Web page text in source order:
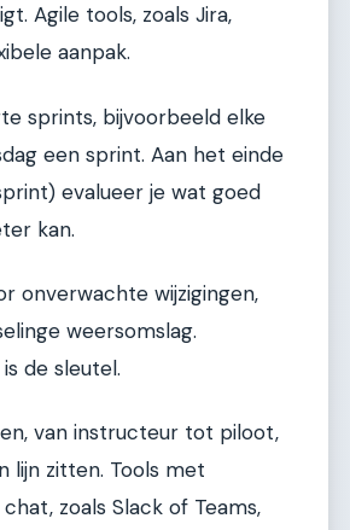
Agile tools, zoals Jira,
aanpak.
sprints, bijvoorbeeld elke
een sprint. Aan het einde
evalueer je wat goed
kan.
onverwachte wijzigingen,
weersomslag.
de sleutel.
van instructeur tot piloot,
lijn zitten. Tools met
zoals Slack of Teams,